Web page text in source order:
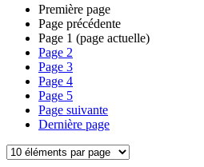
Première page
Page précédente
Page 1 (page actuelle)
Page 2
Page 3
Page 4
Page 5
Page suivante
Dernière page